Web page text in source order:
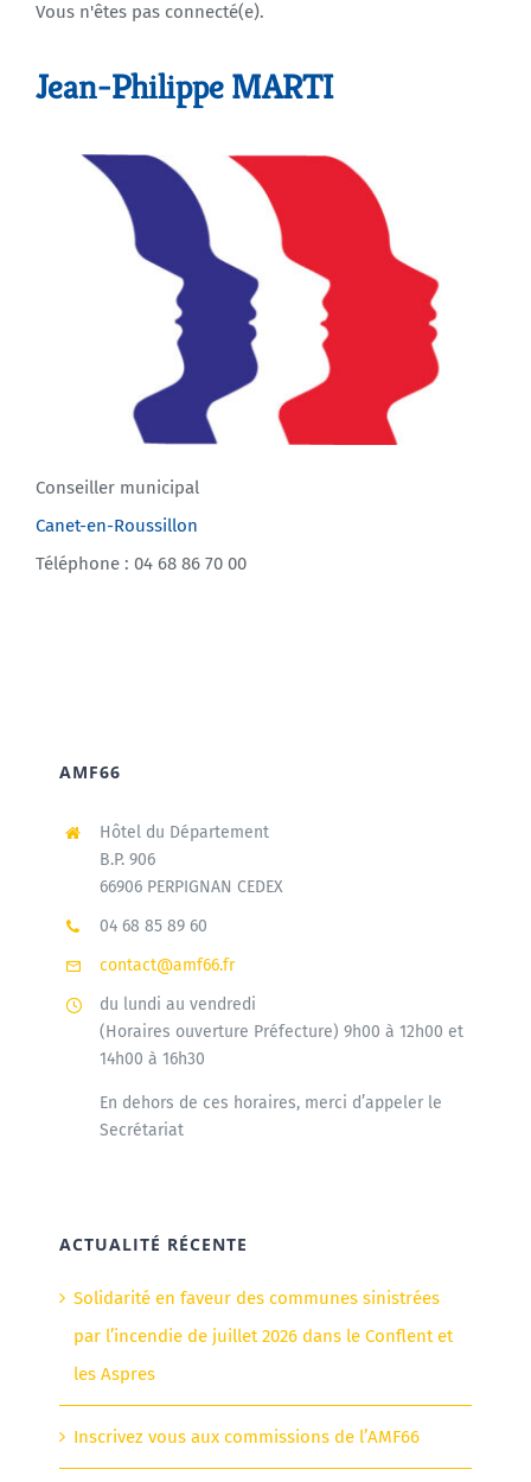
Agenda
Vous n'êtes pas connecté(e).
Jean-Philippe MARTI
Conseiller municipal
Canet-en-Roussillon
Téléphone : 04 68 86 70 00
AMF66
Hôtel du Département
B.P. 906
66906 PERPIGNAN CEDEX
04 68 85 89 60
contact@amf66.fr
du lundi au vendredi
(Horaires ouverture Préfecture) 9h00 à 12h00 et
14h00 à 16h30
En dehors de ces horaires, merci d’appeler le
Secrétariat
ACTUALITÉ RÉCENTE
Solidarité en faveur des communes sinistrées
par l’incendie de juillet 2026 dans le Conflent et
les Aspres
Inscrivez vous aux commissions de l’AMF66